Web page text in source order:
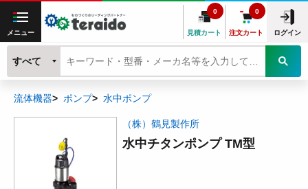
メニュー 見積カート
0
注文カート
0
ログイン
すべて
流体機器 ポンプ 水中ポンプ
（株）鶴見製作所
水中チタンポンプ TM型